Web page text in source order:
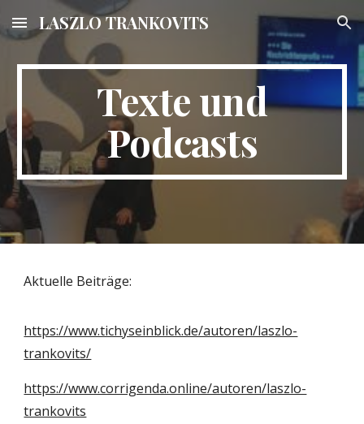
Skip to main content Skip to navigation
LASZLO TRANKOVITS
Texte und
Podcasts
Aktuelle Beiträge:
https://www.tichyseinblick.de/autoren/laszlo-
trankovits/
https://www.corrigenda.online/autoren/laszlo-
trankovits